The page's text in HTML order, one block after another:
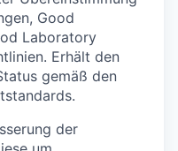
Good
Laboratory
Erhält den
gemäß den
der